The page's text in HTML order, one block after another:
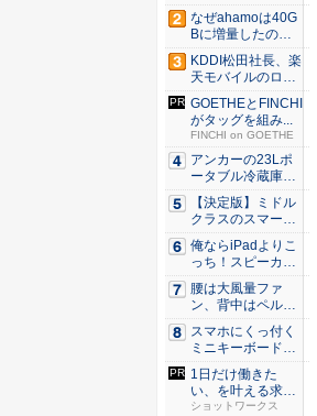
なぜahamoは40G
Bに増量したの
か ...
KDDI松田社長、楽
天モバイルのロー
ミン...
GOETHEとFINCHI
がタッグを組み...
FINCHI on GOETHE
アンカーの23Lポ
ータブル冷蔵庫が
Ama...
【決定版】ミドル
クラスのスマート
フォンの...
俺ならiPadよりこ
っち！スピーカー
9個...
腰は大風量ファ
ン、背中はペルチ
ェ冷却。ダ...
スマホにくっ付く
ミニキーボード！
触ってわ...
1日だけ働きた
い、を叶える求人
サイト
ショットワークス